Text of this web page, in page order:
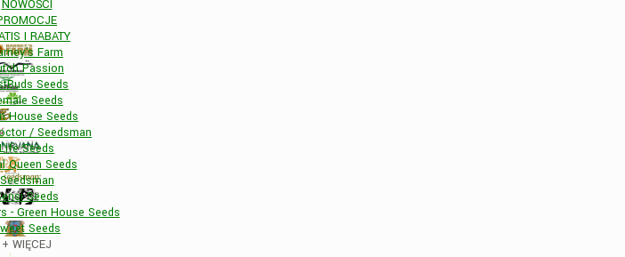
NOWOŚCI
I RABATY
Farm
Passion
Seeds
Seeds
House Seeds
/ Seedsman
Life Seeds
Queen Seeds
Seedsman
Seeds
- Green House Seeds
Seeds
+ WIĘCEJ